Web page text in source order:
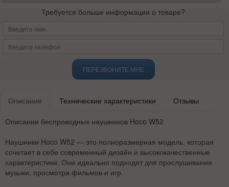
Требуется больше информации о товаре?
ПЕРЕЗВОНИТЕ МНЕ
Описание Технические характеристики Отзывы
Описание беспроводных наушников Hoco W52
Наушники Hoco W52 — это полноразмерная модель, которая
сочетает в себе современный дизайн и высококачественные
характеристики. Они идеально подходят для прослушивания
музыки, просмотра фильмов и игр.